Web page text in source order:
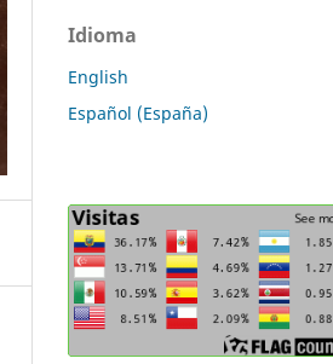
Idioma
English
Español (España)